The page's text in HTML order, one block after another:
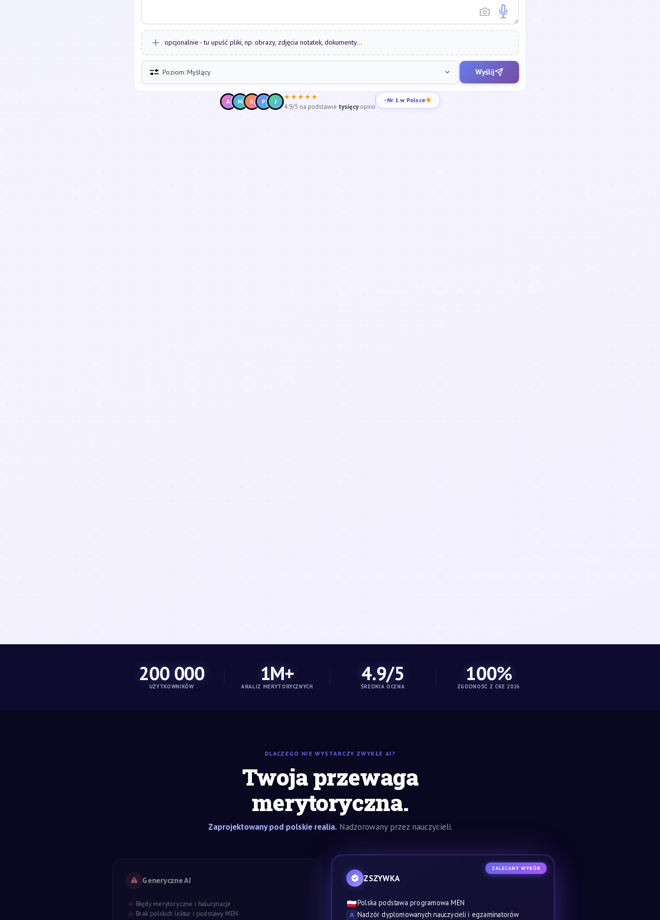
opcjonalnie - tu upuść pliki, np. obrazy, zdjęcia notatek, dokumenty...
Poziom: Myślący Wyślij
A M K P J
★★★★★
4.9/5 na podstawie tysięcyopinii
Nr 1 w Polsce
200 000
UŻYTKOWNIKÓW
1M+
ANALIZ MERYTORYCZNYCH
4.9/5
ŚREDNIA OCENA
100%
ZGODNOŚĆ Z CKE 2026
DLACZEGO NIE WYSTARCZY ZWYKŁE AI?
Twoja przewaga
merytoryczna.
Zaprojektowany pod polskie realia.Nadzorowany przez nauczycieli.
Generyczne AI
Błędy merytoryczne i halucynacje
Brak polskich lektur i podstawy MEN
ZALECANY WYBÓR
ZSZYWKA
🇵🇱Polska podstawa programowa MEN
Nadzór dyplomowanych nauczycieli i egzaminatorów